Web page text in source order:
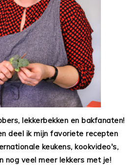
lekkerbekken en bakfanaten!
deel ik mijn favoriete recepten
keukens, kookvideo's,
veel meer lekkers met je!